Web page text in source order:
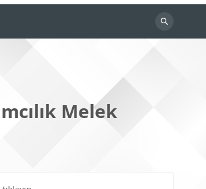
Dersleri
Melek